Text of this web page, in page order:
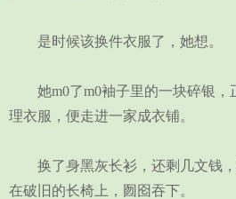
是时候该换件衣服了，她想。
她m0了m0袖子里的一块碎银，
理衣服，便走进一家成衣铺。
换了身黑灰长衫，还剩几文钱，
在破旧的长椅上，囫囵吞下。